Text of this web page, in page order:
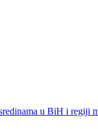
u BiH i regiji